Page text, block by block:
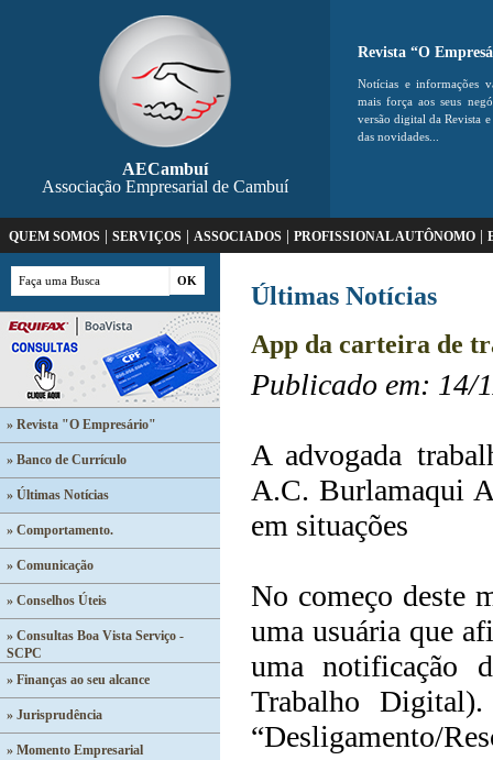
AECambuí
Associação Empresarial de Cambuí
Revista “O
Notícias e informações
mais força aos seus
versão digital da Revista
das novidades...
QUEM SOMOS | SERVIÇOS | ASSOCIADOS | PROFISSIONAL AUTÔNOMO |
» Revista "O Empresário"
» Banco de Currículo
» Últimas Notícias
» Comportamento.
» Comunicação
» Conselhos Úteis
» Consultas Boa Vista Serviço -
SCPC
» Finanças ao seu alcance
» Jurisprudência
» Momento Empresarial
Últimas Notícias
App da carteira de
Publicado em: 14/
A advogada
A.C. Burlamaqui
em situações
No começo deste
uma usuária que
uma notificação
Trabalho
“Desligamento/